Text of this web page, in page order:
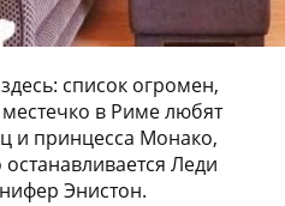
список огромен,
в Риме любят
и принцесса Монако,
Леди
Энистон.